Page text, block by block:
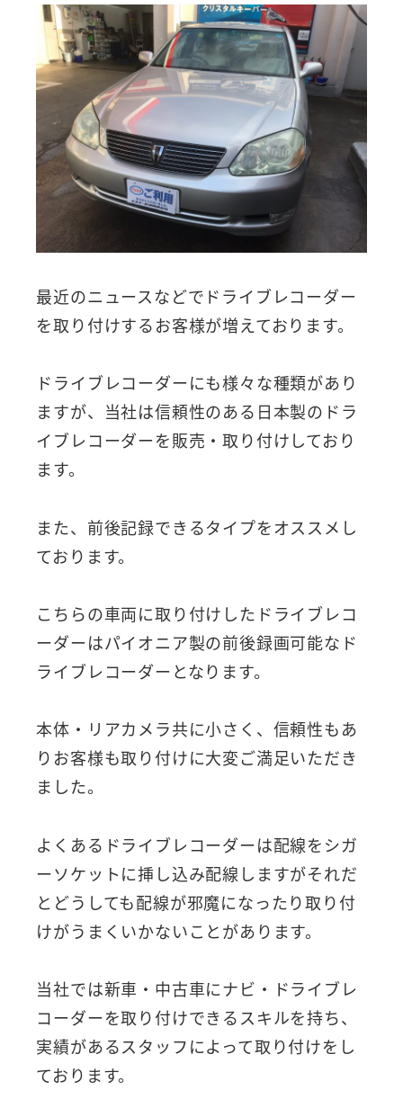
最近のニュースなどでドライブレコーダー
を取り付けするお客様が増えております。
ドライブレコーダーにも様々な種類があり
ますが、当社は信頼性のある日本製のドラ
イブレコーダーを販売・取り付けしており
ます。
また、前後記録できるタイプをオススメし
ております。
こちらの車両に取り付けしたドライブレコ
ーダーはパイオニア製の前後録画可能なド
ライブレコーダーとなります。
本体・リアカメラ共に小さく、信頼性もあ
りお客様も取り付けに大変ご満足いただき
ました。
よくあるドライブレコーダーは配線をシガ
ーソケットに挿し込み配線しますがそれだ
とどうしても配線が邪魔になったり取り付
けがうまくいかないことがあります。
当社では新車・中古車にナビ・ドライブレ
コーダーを取り付けできるスキルを持ち、
実績があるスタッフによって取り付けをし
ております。